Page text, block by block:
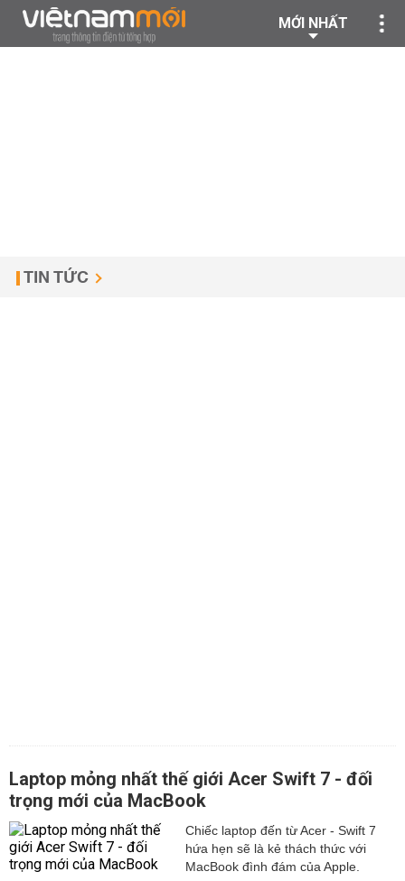
MỚI NHẤT
TIN TỨC
Laptop mỏng nhất thế giới Acer Swift 7 - đối
trọng mới của MacBook
Chiếc laptop đến từ Acer - Swift 7
hứa hẹn sẽ là kẻ thách thức với
MacBook đình đám của Apple.